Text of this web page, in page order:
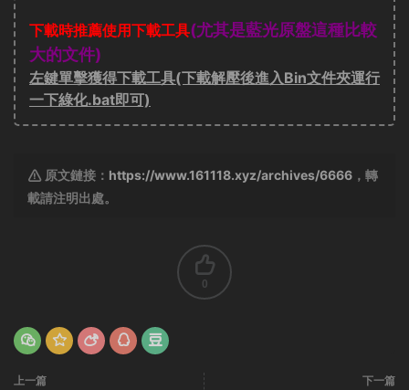
下載時推薦使用下載工具(尤其是藍光原盤這種比較
大的文件)
左鍵單擊獲得下載工具(下載解壓後進入Bin文件夾運行
一下綠化.bat即可)
原文鏈接： https://www.161118.xyz/archives/6666 ，轉
載請注明出處。
0
上一篇 下一篇